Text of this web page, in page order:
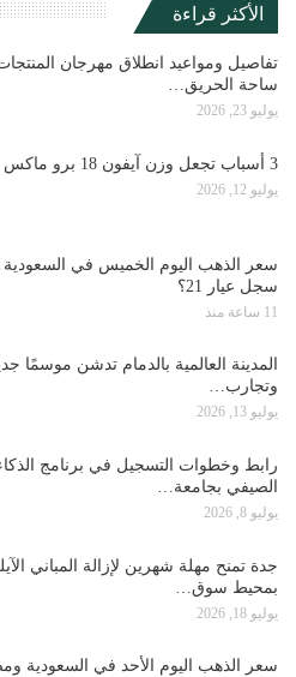
الأكثر قراءة
تفاصيل ومواعيد انطلاق مهرجان
ساحة الحريق…
يوليو 23, 2026
3 أسباب تجعل وزن آيفون 18 برو ماكس ميزة لا عيبًا
يوليو 12, 2026
سعر الذهب اليوم الخميس في
سجل عيار 21؟
11 ساعة منذ
وتجارب…
يوليو 13, 2026
رابط وخطوات التسجيل في برنامج
الصيفي بجامعة…
يوليو 8, 2026
جدة تمنح مهلة شهرين لإزالة المباني
بمحيط سوق…
يوليو 18, 2026
سعر الذهب اليوم الأحد في السعودية